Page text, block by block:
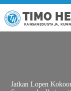
TIMO
KANSANEDUSTAJA,
Jatkan Lopen